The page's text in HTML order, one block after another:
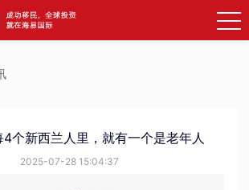
个新西兰人里，就有一个是老年人
2025-07-28 15:04:37